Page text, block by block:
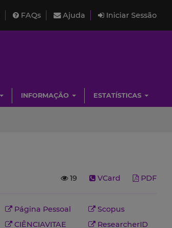
FAQs Ajuda Iniciar Sessão
INFORMAÇÃO ESTATÍSTICAS
19 VCard PDF
Página Pessoal
Scopus
CIÊNCIAVITAE
ResearcherID